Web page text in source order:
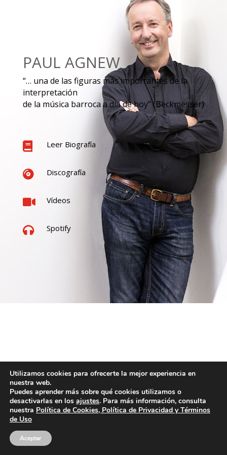
PAUL AGNEW
“… una de las figuras más importantes de la
interpretación
de la música barroca a día de hoy” (Beckmesser)
 Leer Biografía
 Discografía
 Vídeos
 Spotify
Utilizamos cookies para ofrecerte la mejor experiencia en
nuestra web.
Puedes aprender más sobre qué cookies utilizamos o
desactivarlas en los ajustes. Para más información, consulta
nuestra Política de Cookies, Política de Privacidad y Términos
de Uso
Aceptar